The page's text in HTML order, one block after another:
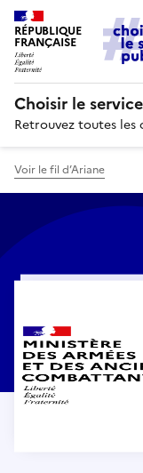
RÉPUBLIQUE
FRANÇAISE
Choisir le
Retrouvez toutes
Voir le fil d’Ariane